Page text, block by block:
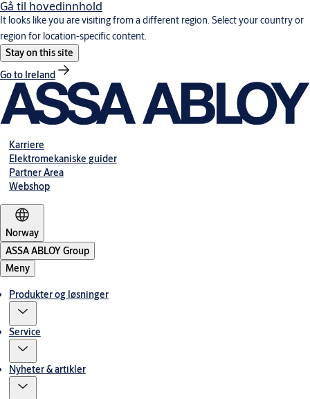
Gå til hovedinnhold
It looks like you are visiting from a different region. Select your country or
region for location-specific content.
Stay on this site
Go to Ireland
Karriere
Elektromekaniske guider
Partner Area
Webshop
Norway
ASSA ABLOY Group
Meny
Produkter og løsninger
Service
Nyheter & artikler